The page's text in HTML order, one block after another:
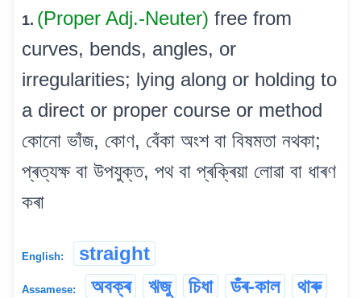
1. (Proper Adj.-Neuter) free from
curves, bends, angles, or
irregularities; lying along or holding to
a direct or proper course or method
কোনো ভাঁজ, কোণ, বেঁকা অংশ বা বিষমতা নথকা;
প্ৰত্যক্ষ বা উপযুক্ত, পথ বা প্ৰক্ৰিয়া লোৱা বা ধাৰণ
কৰা
English: straight
Assamese: অবক্ৰ ঋজু চিধা ডঁৰ-কাল
থাৰু